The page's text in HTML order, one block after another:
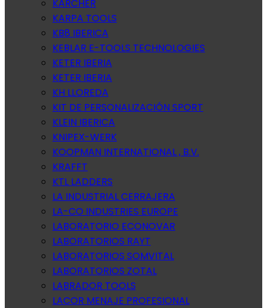
KARCHER
KARPA TOOLS
KB8 IBERICA
KEBLAR E-TOOLS TECHNOLOGIES
KETER IBERIA
KETER IBERIA
KH LLOREDA
KIT DE PERSONALIZACIÓN SPORT
KLEIN IBERICA
KNIPEX-WERK
KOOPMAN INTERNATIONAL , B.V.
KRAFFT
KTL LADDERS
LA INDUSTRIAL CERRAJERA
LA-CO INDUSTRIES EUROPE
LABORATORIO ECONOVAR
LABORATORIOS RAYT
LABORATORIOS SOMVITAL
LABORATORIOS ZOTAL
LABRADOR TOOLS
LACOR MENAJE PROFESIONAL